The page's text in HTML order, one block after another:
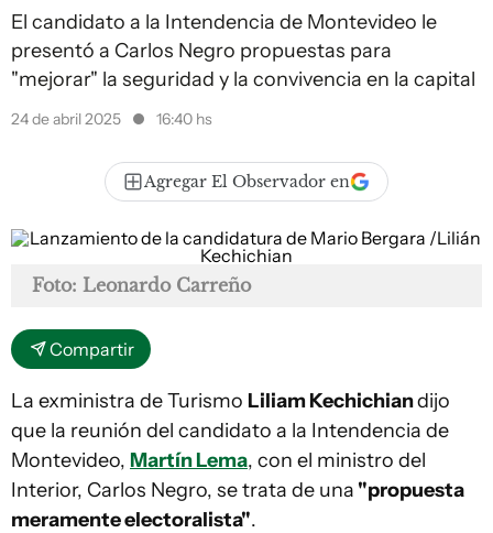
El candidato a la Intendencia de Montevideo le
presentó a Carlos Negro propuestas para
"mejorar" la seguridad y la convivencia en la capital
24 de abril 2025 16:40 hs
Agregar El Observador en
Foto: Leonardo Carreño
Compartir
La exministra de Turismo Liliam Kechichiandijo
que la reunión del candidato a la Intendencia de
Montevideo, Martín Lema, con el ministro del
Interior, Carlos Negro, se trata de una "propuesta
meramente electoralista".